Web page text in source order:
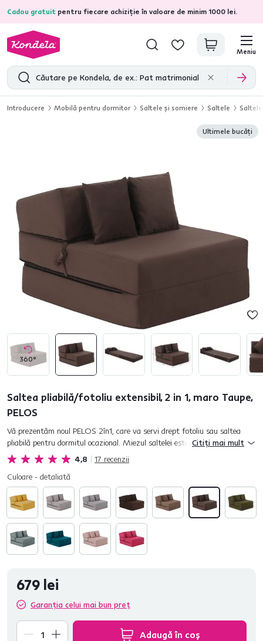
Cadou gratuit pentru fiecare achiziție în valoare de minim 1000 lei.
4,7 31.157 recenzii de produs verificate
Meniu
Introducere Mobilă pentru dormitor Saltele şi somiere Saltele
360°
Ultimele bucăți
Saltea pliabilă/fotoliu extensibil, 2 in 1, maro Taupe,
PELOS
4,8 17 recenzii
Vă prezentăm noul PELOS 2în1, care va servi drept fotoliu sau saltea
pliabilă pentru dormitul ocazional. Miezul saltelei este realizat din spumă
poliuretanică, care este rezistentă la deformare. P...
Citiți mai mult
Culoare - detaliată
679 lei
Garanția celui mai bun preț
Adaugă în coș